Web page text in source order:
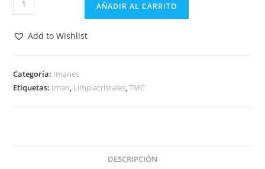
Algae
cantidad
AÑADIR AL CARRITO
Add to Wishlist
Categoría: Imanes
Etiquetas: Iman, Limpiacristales,TMC
DESCRIPCIÓN